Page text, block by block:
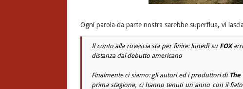
Ogni parola da parte nostra sarebbe superflua, vi
Il conto alla rovescia sta per finire: lunedì su FOX
distanza dal debutto americano
Finalmente ci siamo: gli autori ed i produttori di The
prima stagione, ci hanno tenuti un anno con il